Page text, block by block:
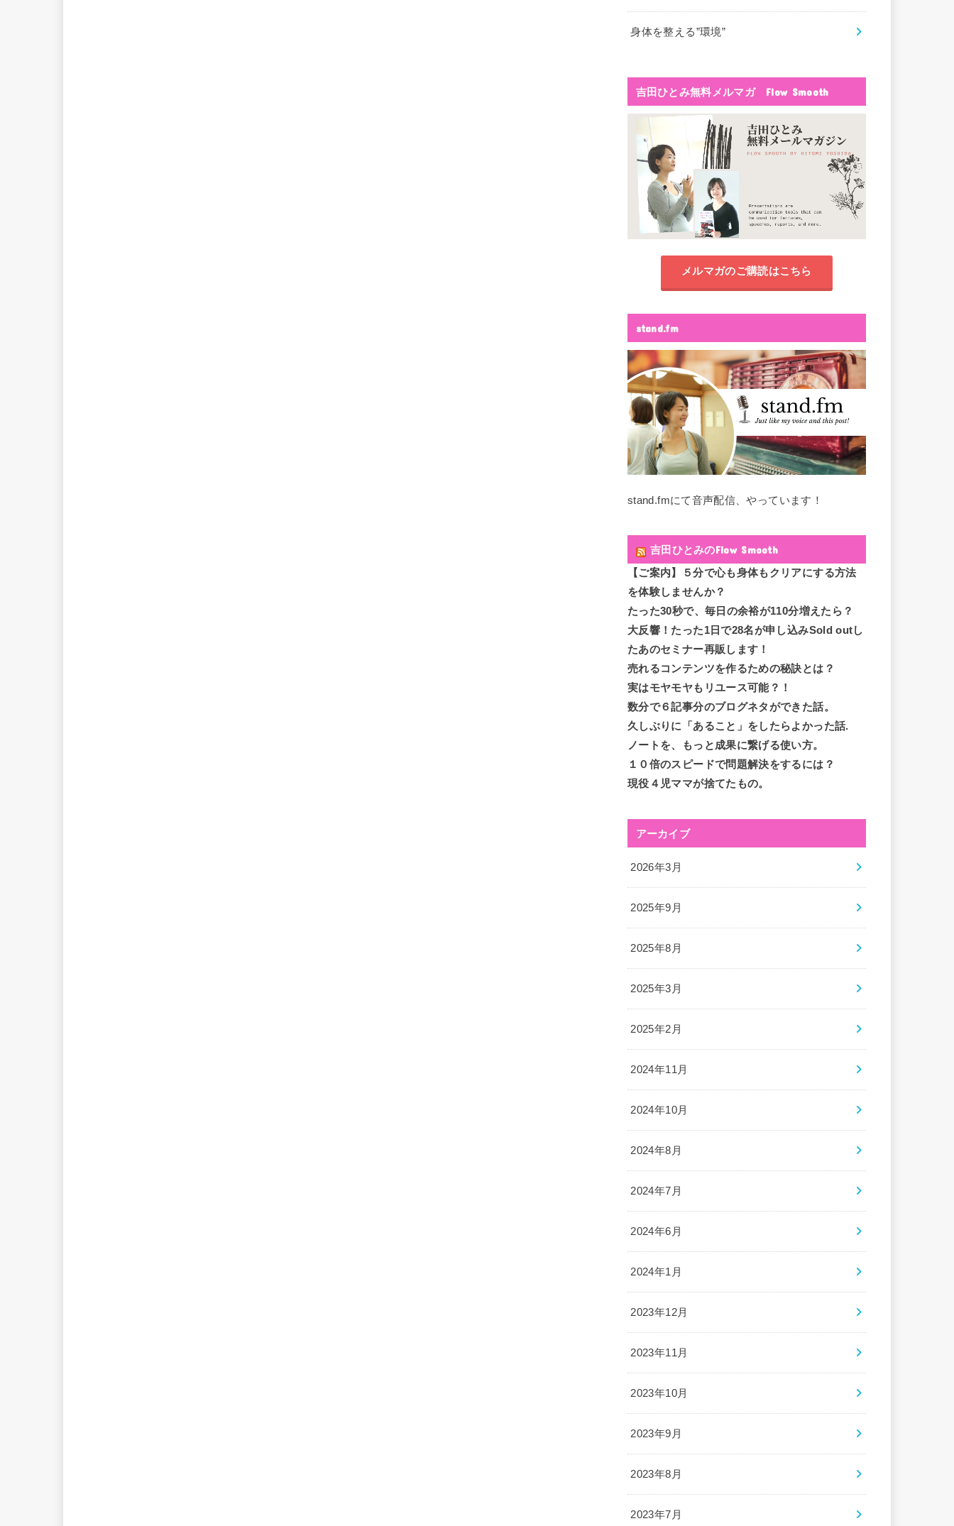
身体を整える”環境”
吉田ひとみ無料メルマガ Flow Smooth
メルマガのご購読はこちら
stand.fm
stand.fmにて音声配信、やっています！
吉田ひとみのFlow Smooth
【ご案内】５分で心も身体もクリアにする方法
を体験しませんか？
たった30秒で、毎日の余裕が110分増えたら？
大反響！たった1日で28名が申し込みSold outし
たあのセミナー再販します！
売れるコンテンツを作るための秘訣とは？
実はモヤモヤもリユース可能？！
数分で６記事分のブログネタができた話。
久しぶりに「あること」をしたらよかった話.
ノートを、もっと成果に繋げる使い方。
１０倍のスピードで問題解決をするには？
現役４児ママが捨てたもの。
アーカイブ
2026年3月
2025年9月
2025年8月
2025年3月
2025年2月
2024年11月
2024年10月
2024年8月
2024年7月
2024年6月
2024年1月
2023年12月
2023年11月
2023年10月
2023年9月
2023年8月
2023年7月